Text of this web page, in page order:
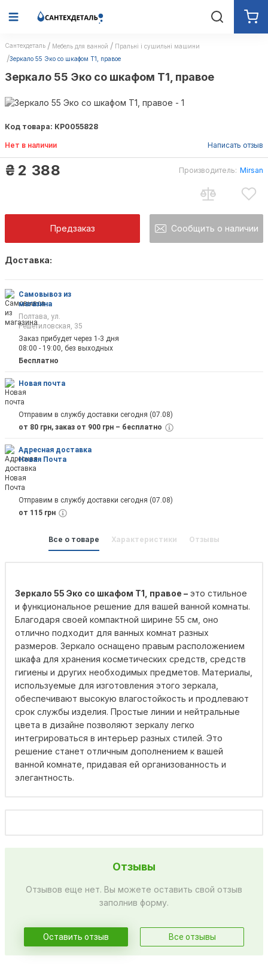
Сантехдеталь Мебель для ванной
Пральні і сушильні машини
Зеркало 55 Эко со шкафом Т1, правое
Зеркало 55 Эко со шкафом Т1, правое
Код товара: КР0055828
Нет в наличии Написать отзыв
₴ 2 388 Производитель: Mirsan
Предзаказ Сообщить о наличии
Доставка:
Самовывоз из
магазина
Полтава, ул.
Решетиловская, 35
Заказ прибудет через 1-3 дня
08:00 - 19:00, без выходных
Бесплатно
Новая почта
Отправим в службу доставки сегодня (07.08)
от 80 грн, заказ от 900 грн – бесплатно
Адресная доставка
Новая Почта
Отправим в службу доставки сегодня (07.08)
от 115 грн
Все о товаре Характеристики Отзывы
Зеркало 55 Эко со шкафом Т1, правое – это стильное
и функциональное решение для вашей ванной комнаты.
Благодаря своей компактной ширине 55 см, оно
отлично подходит для ванных комнат разных
размеров. Зеркало оснащено правым расположением
шкафа для хранения косметических средств, средств
гигиены и других необходимых предметов. Материалы,
используемые для изготовления этого зеркала,
обеспечивают высокую влагостойкость и продлевают
срок службы изделия. Простые линии и нейтральные
цвета в дизайне позволяют зеркалу легко
интегрироваться в интерьер разных стилей. Это
решение станет отличным дополнением к вашей
ванной комнате, придавая ей организованность и
элегантность.
Отзывы
Отзывов еще нет. Вы можете оставить свой отзыв
заполнив форму.
Оставить отзыв Все отзывы